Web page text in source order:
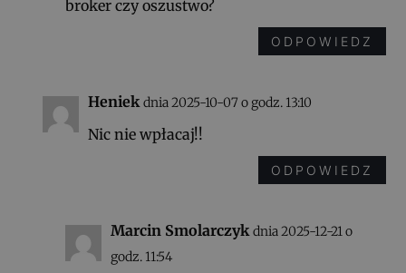
broker czy oszustwo?
ODPOWIEDZ
Heniek dnia 2025-10-07 o godz. 13:10
Nic nie wpłacaj!!
ODPOWIEDZ
Marcin Smolarczyk dnia 2025-12-21 o
godz. 11:54